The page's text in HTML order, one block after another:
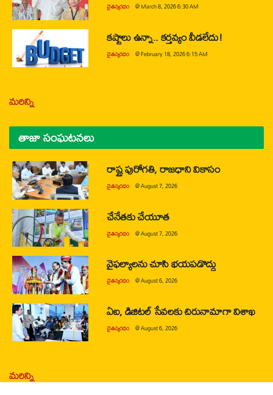
చైతన్యరధం @March 8, 2026 6:30 AM
కష్టాలు ఉన్నా.. కర్తవ్యం వీడలేదు!
చైతన్యరధం @February 18, 2026 6:15 AM
మరిన్ని
తాజా సంఘటనలు
రాష్ట్ర పురోగతి, రాజధాని వికాసం
చైతన్యరధం @August 7, 2026
చేనేతకు చేయూత
చైతన్యరధం @August 7, 2026
వైఫల్యాలను చూసి భయపడొద్దు
చైతన్యరధం @August 6, 2026
ఏఐ, డిజిటల్ సేవలకు చిరునామాగా విశాఖ
చైతన్యరధం @August 6, 2026
మరిన్ని